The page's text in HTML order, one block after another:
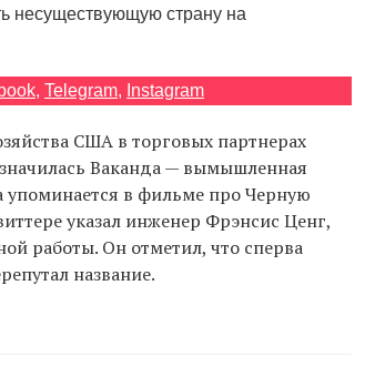
несуществующую страну на
, Telegram, Instagram
США в торговых партнерах
Ваканда — вымышленная
упоминается в фильме про Черную
указал инженер Фрэнсис Ценг,
работы. Он отметил, что сперва
название.